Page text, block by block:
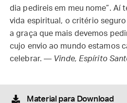
dia pedireis em meu nome”. Aí
vida espiritual, o critério
a graça que mais devemos
cujo envio ao mundo estamos
celebrar. — Vinde, Espírito
Material para Download